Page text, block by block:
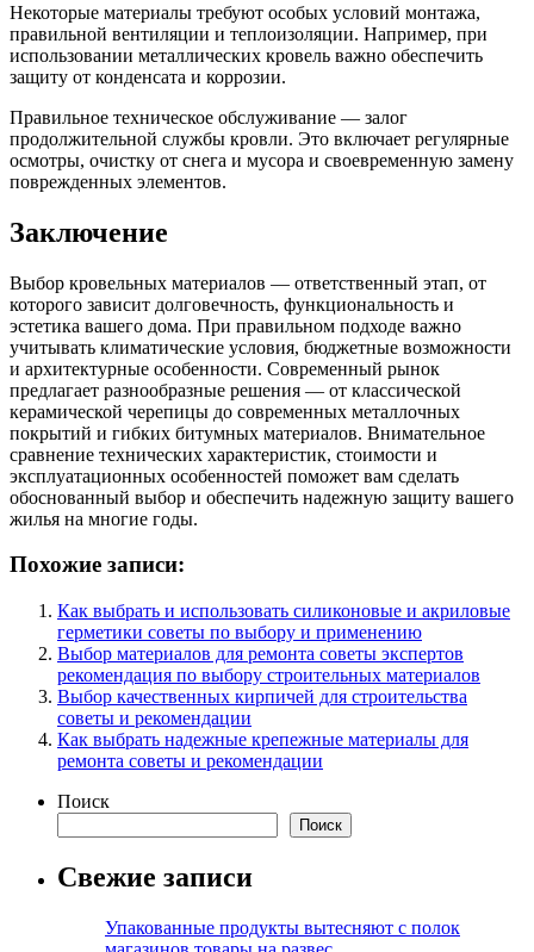
Некоторые материалы требуют особых условий монтажа,
правильной вентиляции и теплоизоляции. Например, при
использовании металлических кровель важно обеспечить
защиту от конденсата и коррозии.
Правильное техническое обслуживание — залог
продолжительной службы кровли. Это включает регулярные
осмотры, очистку от снега и мусора и своевременную замену
поврежденных элементов.
Заключение
Выбор кровельных материалов — ответственный этап, от
которого зависит долговечность, функциональность и
эстетика вашего дома. При правильном подходе важно
учитывать климатические условия, бюджетные возможности
и архитектурные особенности. Современный рынок
предлагает разнообразные решения — от классической
керамической черепицы до современных металлочных
покрытий и гибких битумных материалов. Внимательное
сравнение технических характеристик, стоимости и
эксплуатационных особенностей поможет вам сделать
обоснованный выбор и обеспечить надежную защиту вашего
жилья на многие годы.
Похожие записи:
Как выбрать и использовать силиконовые и акриловые
герметики советы по выбору и применению
Выбор материалов для ремонта советы экспертов
рекомендация по выбору строительных материалов
Выбор качественных кирпичей для строительства
советы и рекомендации
Как выбрать надежные крепежные материалы для
ремонта советы и рекомендации
Поиск
Поиск
Свежие записи
Упакованные продукты вытесняют с полок